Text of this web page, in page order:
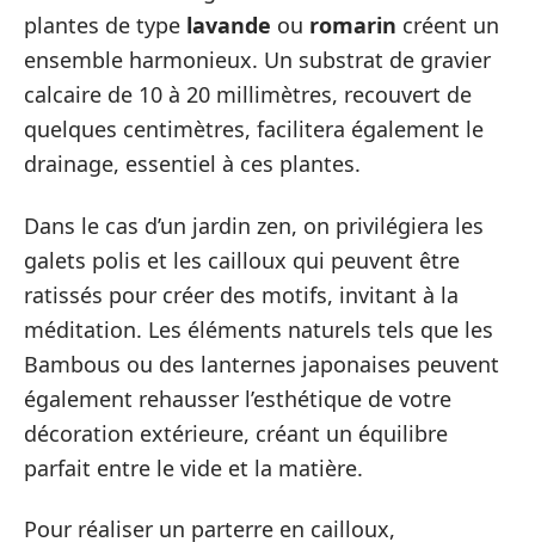
plantes de type lavande ou romarin créent un
ensemble harmonieux. Un substrat de gravier
calcaire de 10 à 20 millimètres, recouvert de
quelques centimètres, facilitera également le
drainage, essentiel à ces plantes.
Dans le cas d’un jardin zen, on privilégiera les
galets polis et les cailloux qui peuvent être
ratissés pour créer des motifs, invitant à la
méditation. Les éléments naturels tels que les
Bambous ou des lanternes japonaises peuvent
également rehausser l’esthétique de votre
décoration extérieure, créant un équilibre
parfait entre le vide et la matière.
Pour réaliser un parterre en cailloux,